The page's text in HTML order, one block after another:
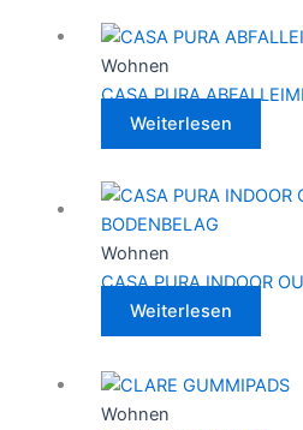
Wohnen
CASA PURA
Weiterlesen
Wohnen
CASA PURA INDOOR
Weiterlesen
Wohnen